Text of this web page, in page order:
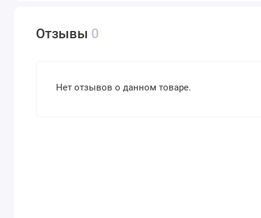
Отзывы 0
Нет отзывов о данном товаре.